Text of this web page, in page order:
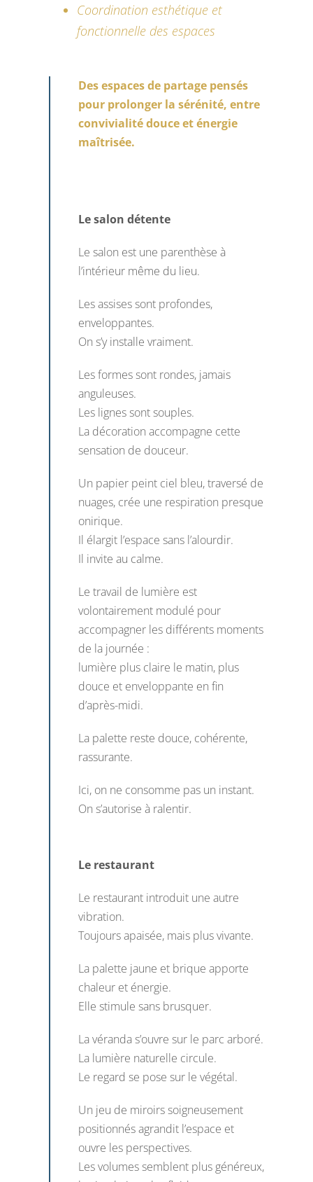
Coordination esthétique et
fonctionnelle des espaces
Des espaces de partage pensés
pour prolonger la sérénité, entre
convivialité douce et énergie
maîtrisée.
Le salon détente
Le salon est une parenthèse à
l’intérieur même du lieu.
Les assises sont profondes,
enveloppantes.
On s’y installe vraiment.
Les formes sont rondes, jamais
anguleuses.
Les lignes sont souples.
La décoration accompagne cette
sensation de douceur.
Un papier peint ciel bleu, traversé de
nuages, crée une respiration presque
onirique.
Il élargit l’espace sans l’alourdir.
Il invite au calme.
Le travail de lumière est
volontairement modulé pour
accompagner les différents moments
de la journée :
lumière plus claire le matin, plus
douce et enveloppante en fin
d’après-midi.
La palette reste douce, cohérente,
rassurante.
Ici, on ne consomme pas un instant.
On s’autorise à ralentir.
Le restaurant
Le restaurant introduit une autre
vibration.
Toujours apaisée, mais plus vivante.
La palette jaune et brique apporte
chaleur et énergie.
Elle stimule sans brusquer.
La véranda s’ouvre sur le parc arboré.
La lumière naturelle circule.
Le regard se pose sur le végétal.
Un jeu de miroirs soigneusement
positionnés agrandit l’espace et
ouvre les perspectives.
Les volumes semblent plus généreux,